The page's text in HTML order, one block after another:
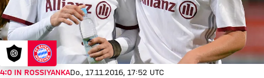
4:0 IN ROSSIYANKADo., 17.11.2016, 17:52 UTC